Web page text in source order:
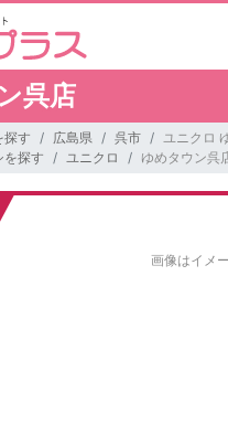
呉店
探す 広島県 呉市
ユニクロ
を探す ユニクロ ゆめタウン呉
画像はイメ